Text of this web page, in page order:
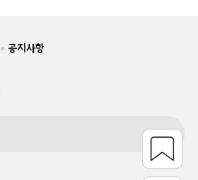
공지사항